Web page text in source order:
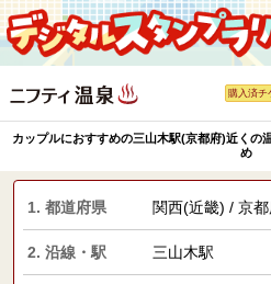
購入済チ
カップルにおすすめの三山木駅(京都府)近くの
め
1. 都道府県 関西(近畿) / 京
2. 沿線・駅 三山木駅